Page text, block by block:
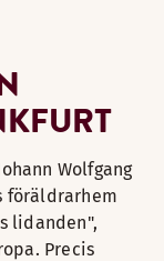
Wolfgang
föräldrarhem
lidanden",
Precis